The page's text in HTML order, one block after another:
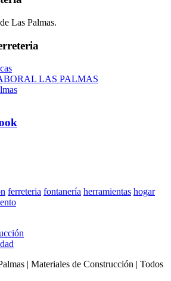
Las Palmas.
LAS PALMAS
ferreteria fontanería herramientas hogar
| Materiales de Construcción | Todos